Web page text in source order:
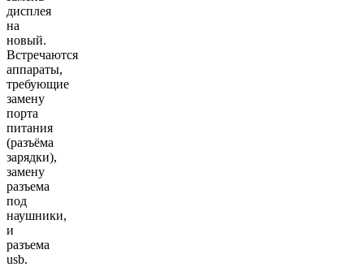
дисплея
на
новый.
Встречаются
аппараты,
требующие
замену
порта
питания
(разъёма
зарядки),
замену
разъема
под
наушники,
и
разъема
usb.